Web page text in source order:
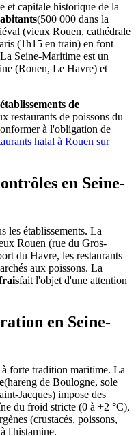
et capitale historique de la
(500 000 dans la
(vieux Rouen, cathédrale
(1h15 en train) en font
Seine-Maritime est un
(Rouen, Le Havre) et
de
restaurants de poissons du
à l'obligation de
halal à Rouen sur
en Seine-
les établissements. La
Rouen (rue du Gros-
du Havre, les restaurants
aux poissons. La
fait l'objet d'une attention
en Seine-
forte tradition maritime. La
(hareng de Boulogne, sole
Jacques) impose des
du froid stricte (0 à +2 °C),
(crustacés, poissons,
l'histamine.